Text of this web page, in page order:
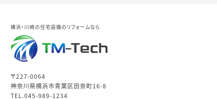
横浜・川崎の住宅設備のリフォームなら
〒227-0064
神奈川県横浜市青葉区田奈町16-8
TEL.045-989-1234